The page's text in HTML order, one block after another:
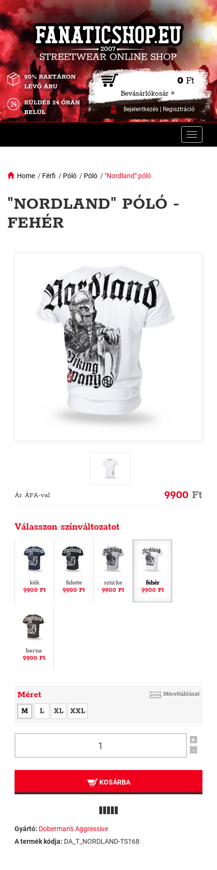
0 Ft
Bevásárlókosár »
Bejelentkezés| Regisztráció
90% RAKTÁRON
LÉVŐ ÁRU
KÜLDÉS 24 ÓRÁN
BELÜL
Toggle
Home / Férfi / Póló / Póló / "Nordland" póló
"NORDLAND" PÓLÓ -
FEHÉR
Ár ÁFA-val 9900 Ft
Válasszon színváltozatot
kék
9900 Ft
fekete
9900 Ft
szürke
9900 Ft
fehér
9900 Ft
barna
9900 Ft
Méret Mérettáblázat
M L XL XXL
+
-
KOSÁRBA
Gyártó: Doberman's Aggressive
A termék kódja: DA_T_NORDLAND-TS168